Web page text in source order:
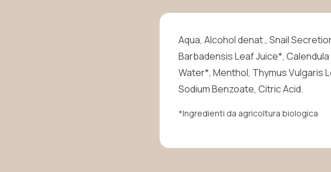
Aqua, Alcohol denat., Snail
Barbadensis Leaf Juice*,
Water*, Menthol, Thymus Vulgaris
Sodium Benzoate, Citric Acid.
*Ingredienti da agricoltura biologica